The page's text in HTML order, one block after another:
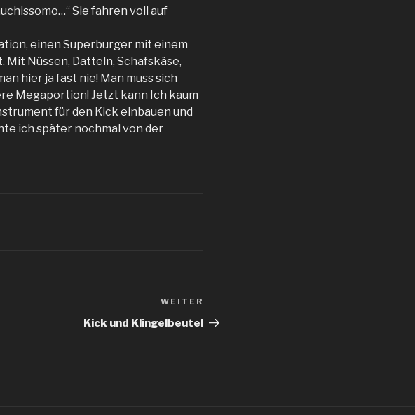
Sie fahren voll auf
einen Superburger mit einem
Nüssen, Datteln, Schafskäse,
hier ja fast nie! Man muss sich
Megaportion! Jetzt kann Ich kaum
für den Kick einbauen und
ich später nochmal von der
Beitrag
WEITER
Kick und Klingelbeutel